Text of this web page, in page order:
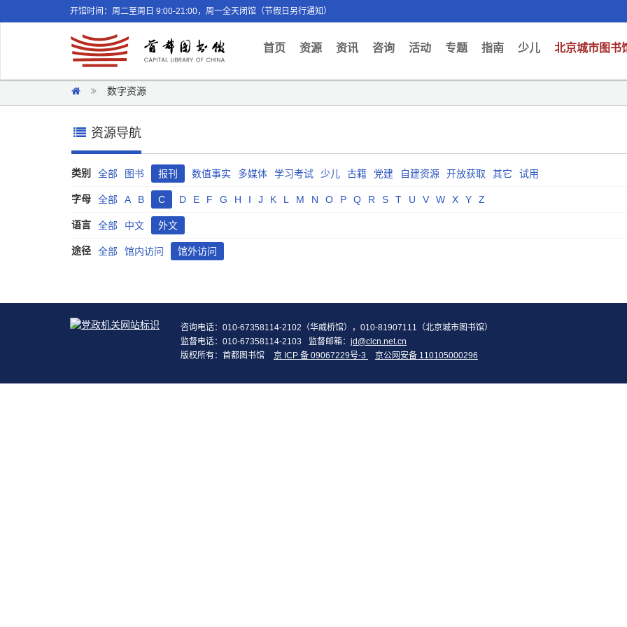
开馆时间：周二至周日 9:00-21:00，周一全天闭馆（节假日另行通知）
首页(current)
资源 资讯 咨询 活动 专题 指南 少儿 北京城市图书
数字资源
资源导航
类别 全部 图书 报刊 数值事实 多媒体 学习考试 少儿 古籍 党建 自建资源 开放获取 其它 试用
字母 全部 A B C D E F G H I J K L M N O P Q R S T U V W X Y Z
语言 全部 中文 外文
途径 全部 馆内访问 馆外访问
咨询电话：010-67358114-2102（华威桥馆），010-81907111（北京城市图书馆）
监督电话：010-67358114-2103
监督邮箱： jd@clcn.net.cn
版权所有：首都图书馆
京 ICP 备 09067229号-3 京公网安备 110105000296